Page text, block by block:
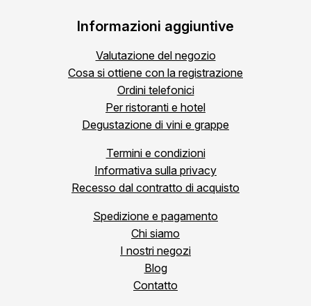
Informazioni aggiuntive
Valutazione del negozio
Cosa si ottiene con la registrazione
Ordini telefonici
Per ristoranti e hotel
Degustazione di vini e grappe
Termini e condizioni
Informativa sulla privacy
Recesso dal contratto di acquisto
Spedizione e pagamento
Chi siamo
I nostri negozi
Blog
Contatto